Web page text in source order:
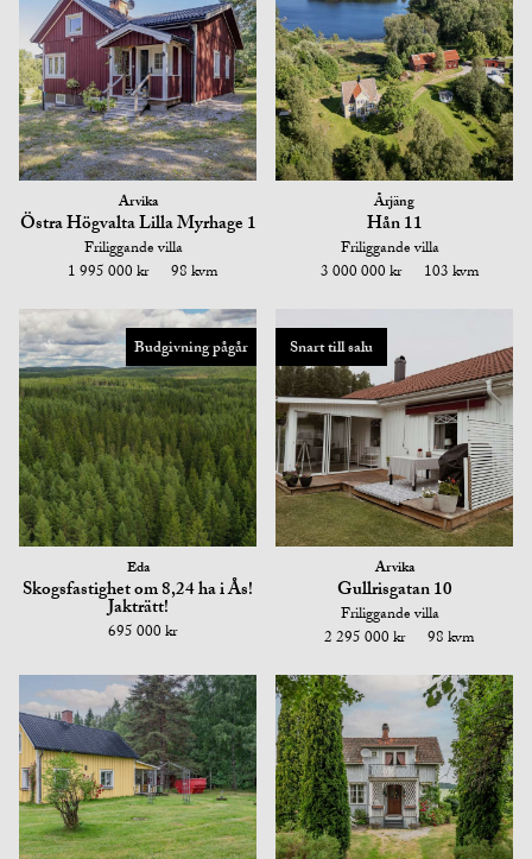
Arvika
Östra Högvalta Lilla Myrhage 1
Friliggande villa
1 995 000 kr
98 kvm
Årjäng
Hån 11
Friliggande villa
3 000 000 kr
103 kvm
Budgivning pågår
Eda
Skogsfastighet om 8,24 ha i Ås!
Jakträtt!
695 000 kr
Snart till salu
Arvika
Gullrisgatan 10
Friliggande villa
2 295 000 kr
98 kvm